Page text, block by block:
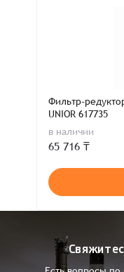
Фильтр-
UNIOR 617735
в наличии
65 716 ₸